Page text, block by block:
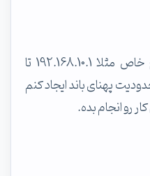
من نیاز دارم که برای یک رنج خاص مثلا 192.168.10.1 تا
محدودیت پهنای باند ایجاد کنم
رو انجام بده.